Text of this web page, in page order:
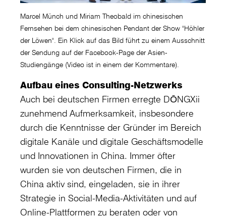
Marcel Münch und Miriam Theobald im chinesischen
Fernsehen bei dem chinesischen Pendant der Show "Höhler
der Löwen". Ein Klick auf das Bild führt zu einem Ausschnitt
der Sendung auf der Facebook-Page der Asien-
Studiengänge (Video ist in einem der Kommentare).
Aufbau eines Consulting-Netzwerks
Auch bei deutschen Firmen erregte DŌNGXii
zunehmend Aufmerksamkeit, insbesondere
durch die Kenntnisse der Gründer im Bereich
digitale Kanäle und digitale Geschäftsmodelle
und Innovationen in China. Immer öfter
wurden sie von deutschen Firmen, die in
China aktiv sind, eingeladen, sie in ihrer
Strategie in Social-Media-Aktivitäten und auf
Online-Plattformen zu beraten oder von